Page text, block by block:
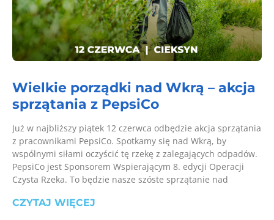
Wielkie porządki nad Wkrą – akcja
sprzątania z PepsiCo
Już w najbliższy piątek 12 czerwca odbędzie akcja sprzątania
z pracownikami PepsiCo. Spotkamy się nad Wkrą, by
wspólnymi siłami oczyścić tę rzekę z zalegających odpadów.
PepsiCo jest Sponsorem Wspierającym 8. edycji Operacji
Czysta Rzeka. To będzie nasze szóste sprzątanie nad
CZYTAJ WIĘCEJ